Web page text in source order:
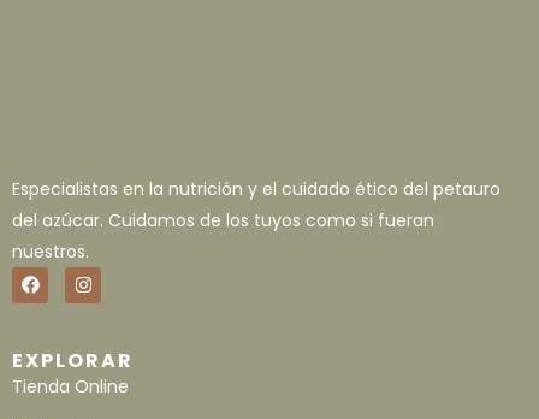
Especialistas en la nutrición y el cuidado ético del petauro
del azúcar. Cuidamos de los tuyos como si fueran
nuestros.
EXPLORAR
Tienda Online